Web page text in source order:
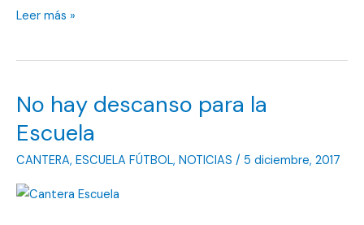
Infinidad
actividad
Leer más »
No hay descanso para la
Escuela
CANTERA, ESCUELA FÚTBOL, NOTICIAS / 5 diciembre, 2017